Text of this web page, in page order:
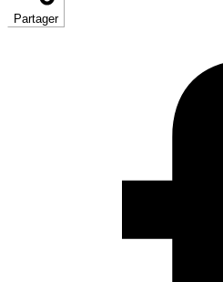
Partager